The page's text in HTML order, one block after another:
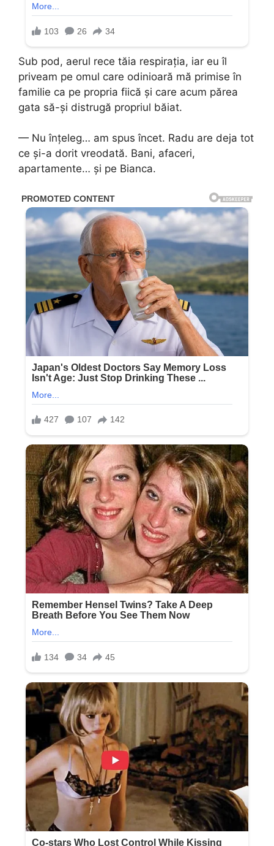
Sub pod, aerul rece tăia respirația, iar eu îl
priveam pe omul care odinioară mă primise în
familie ca pe propria fiică și care acum părea
gata să-și distrugă propriul băiat.
— Nu înțeleg… am spus încet. Radu are deja tot
ce și-a dorit vreodată. Bani, afaceri,
apartamente… și pe Bianca.